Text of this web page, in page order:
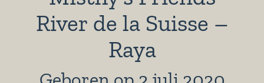
River de la Suisse –
Raya